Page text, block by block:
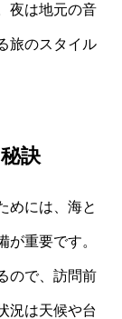
夜は地元の音
旅のスタイル
訣
めには、海と
が重要です。
ので、訪問前
況は天候や台